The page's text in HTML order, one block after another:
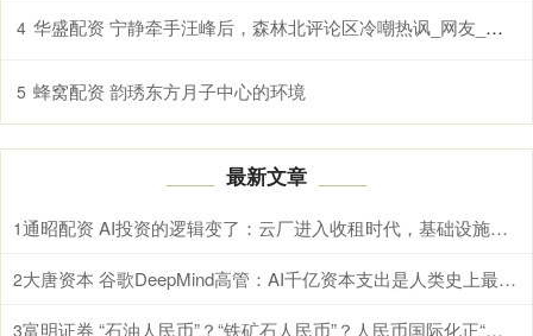
4 华盛配资 宁静牵手汪峰后，森林北评论区冷嘲热讽_网友_情感_女友
5 蜂窝配资 韵琇东方月子中心的环境
最新文章
1 通昭配资 AI投资的逻辑变了：云厂进入收租时代，基础设施产业链承压
2 大唐资本 谷歌DeepMind高管：AI千亿资本支出是人类史上最大科学赌注，核心押注\
3 富明证券 “石油人民币”？“铁矿石人民币”？人民币国际化正“务实推进”